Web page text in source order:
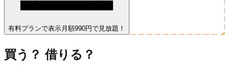
有料プランで表示 月額990円で見放題！
買う？ 借りる？